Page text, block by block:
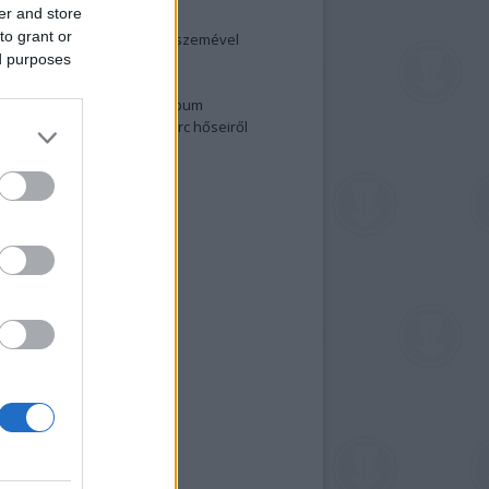
and store
grant or
purposes
és anatómia
egy holland fotós szemével
fotók 2015-ből
a nagy meztelen album
meg a 48-as szabadságharc hőseiről
fotókat!
feliratkozás